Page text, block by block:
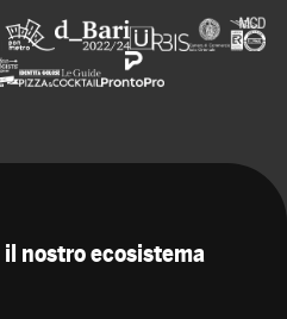
il nostro ecosistema